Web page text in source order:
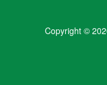
Copyright ©